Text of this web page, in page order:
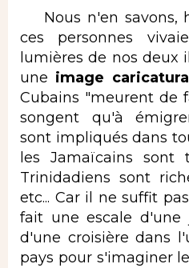
Nous n'en savons,
ces personnes
lumières de nos deux
une image
Cubains "meurent de
songent qu'à
sont impliqués dans
les Jamaïcains sont
Trinidadiens sont
etc... Car il ne suffit
fait une escale d'une
d'une croisière dans
pays pour s'imaginer